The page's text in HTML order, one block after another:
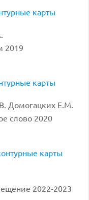
карты
2019
карты
Домогацких Е.М.
слово 2020
карты
2022-2023